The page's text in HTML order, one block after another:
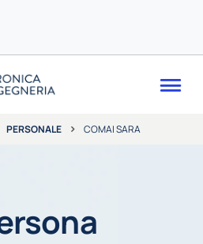
PERSONALE COMAI SARA